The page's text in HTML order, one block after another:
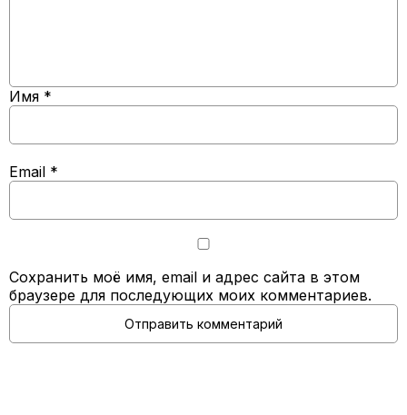
Имя *
Email *
Сохранить моё имя, email и адрес сайта в этом
браузере для последующих моих комментариев.